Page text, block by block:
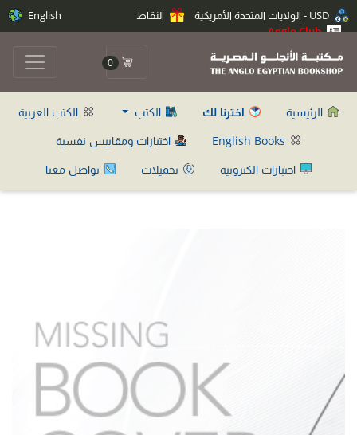
النقاط
Anglo Club
English
0
الرئيسية اخترنا لك الكتب
الكتب العربية
اختبارات ومقاييس نفسية
اختبارات الكترونية
تحميلات تواصل معنا